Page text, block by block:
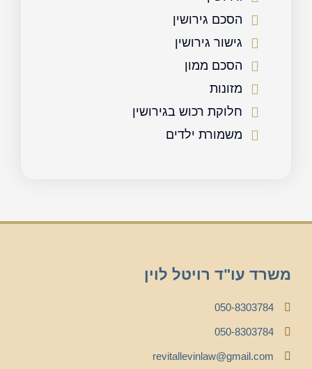
הסכם גירושין
גישור גירושין
הסכם ממון
מזונות
חלוקת רכוש בגירושין
משמורת ילדים
משרד עו"ד רויטל לוין
050-8303784
050-8303784
revitallevinlaw@gmail.com